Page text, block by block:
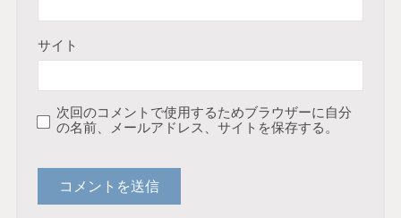
サイト
次回のコメントで使用するためブラウザーに自分
の名前、メールアドレス、サイトを保存する。